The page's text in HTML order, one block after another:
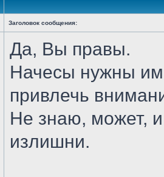
Заголовок сообщения:
Да, Вы правы.
Начесы нужны
привлечь
Не знаю, может,
излишни.